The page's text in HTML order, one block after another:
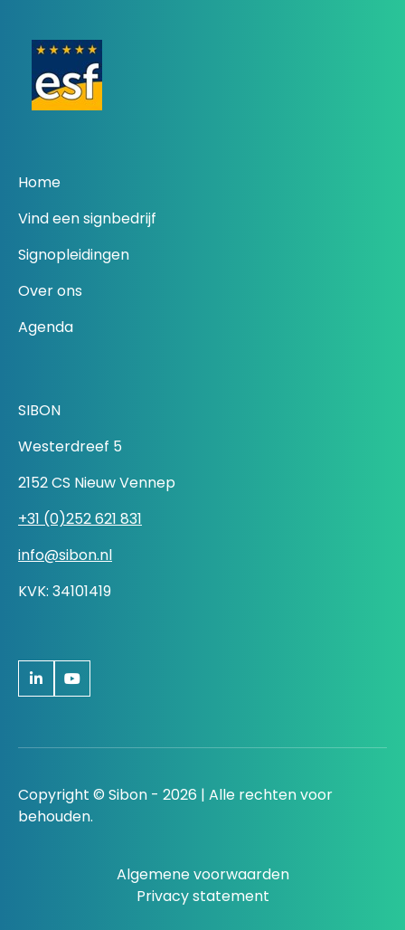
Home
Vind een signbedrijf
Signopleidingen
Over ons
Agenda
SIBON
Westerdreef 5
2152 CS Nieuw Vennep
+31 (0)252 621 831
info@sibon.nl
KVK: 34101419
Copyright © Sibon - 2026 | Alle rechten voor
behouden.
Algemene voorwaarden
Privacy statement